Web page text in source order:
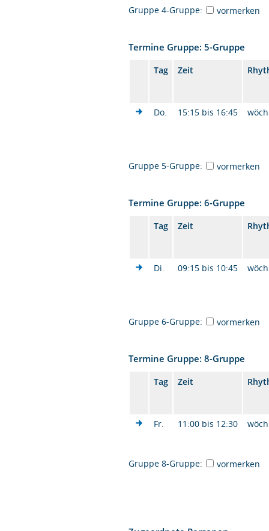
Gruppe 4-Gruppe: vormerken
Termine Gruppe: 5-Gruppe
Tag Zeit
Do. 15:15 bis 16:45
Gruppe 5-Gruppe: vormerken
Termine Gruppe: 6-Gruppe
Tag Zeit
Di. 09:15 bis 10:45
Gruppe 6-Gruppe: vormerken
Termine Gruppe: 8-Gruppe
Tag Zeit
Fr. 11:00 bis 12:30
Gruppe 8-Gruppe: vormerken